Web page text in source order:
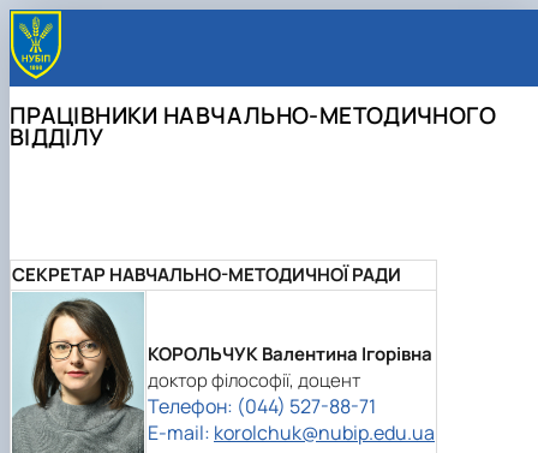
ПРАЦІВНИКИ НАВЧАЛЬНО-МЕТОДИЧНОГО
ВІДДІЛУ
СЕКРЕТАР НАВЧАЛЬНО-МЕТОДИЧНОЇ РАДИ
КОРОЛЬЧУК Валентина Ігорівна
доктор філософії, доцент
Телефон: (044) 527-88-71
E-mail: korolchuk@nubip.edu.ua